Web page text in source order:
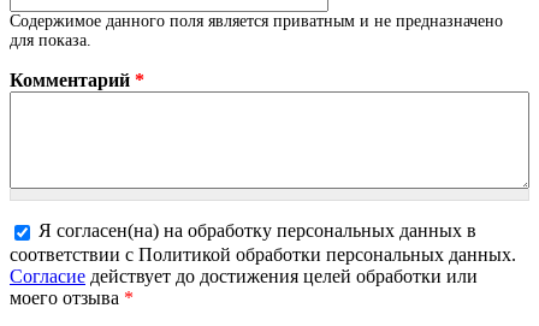
Содержимое данного поля является приватным и не предназначено
для показа.
Комментарий *
Более подробная информация о текстовых форматах
Я согласен(на) на обработку персональных данных в
соответствии с Политикой обработки персональных данных.
Согласие действует до достижения целей обработки или
моего отзыва *